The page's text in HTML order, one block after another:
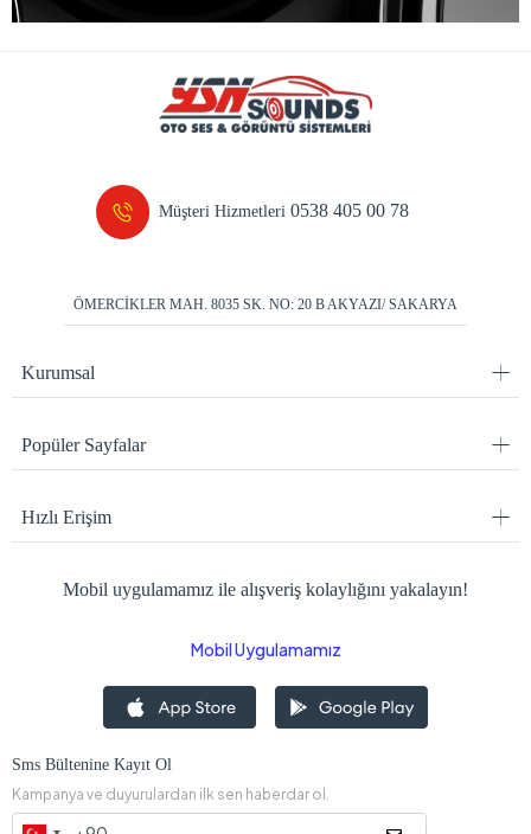
Müşteri Hizmetleri0538 405 00 78
ÖMERCİKLER MAH. 8035 SK. NO: 20 B AKYAZI/ SAKARYA
Kurumsal
Popüler Sayfalar
Hızlı Erişim
Mobil uygulamamız ile alışveriş kolaylığını yakalayın!
Mobil Uygulamamız
Sms Bültenine Kayıt Ol
Kampanya ve duyurulardan ilk sen haberdar ol.